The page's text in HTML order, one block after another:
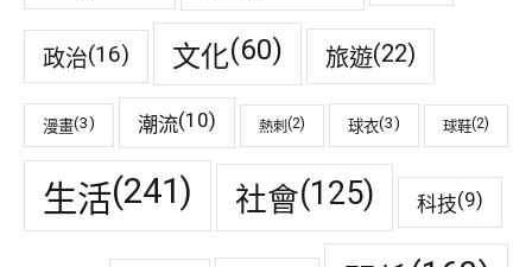
政治(16) 文化(60) 旅遊(22)
漫畫(3) 潮流(10) 熱刺 (2) 球衣(3) 球鞋(2)
生活(241) 社會(125) 科技(9)